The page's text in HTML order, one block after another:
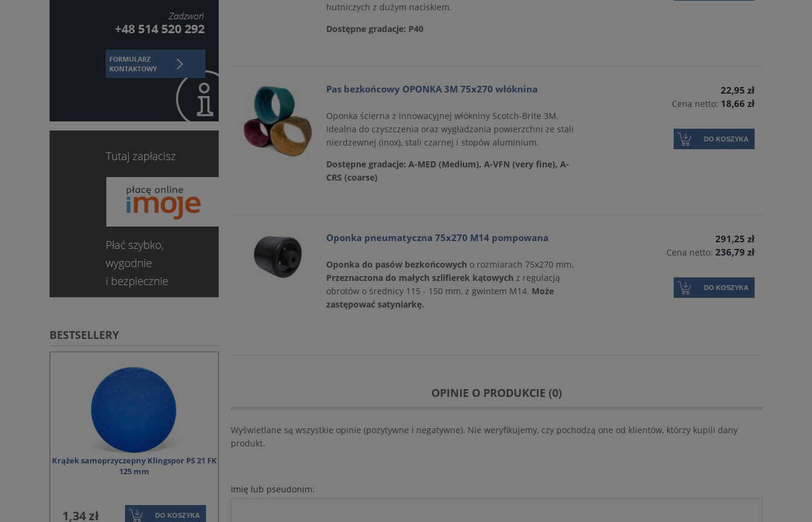
BESTSELLERY
Krążek samoprzyczepny Klingspor PS 21 FK
125 mm
1,34 zł DO KOSZYKA
hutniczych z dużym naciskiem.
Dostępne gradacje: P40
Pas bezkońcowy OPONKA 3M 75x270 włóknina
Oponka ścierna z innowacyjnej włókniny Scotch-Brite 3M.
Idealna do czyszczenia oraz wygładzania powierzchni ze stali
nierdzewnej (inox), stali czarnej i stopów aluminium.
Dostępne gradacje: A-MED (Medium), A-VFN (very fine), A-
CRS (coarse)
22,95 zł
Cena netto: 18,66 zł
DO KOSZYKA
Oponka pneumatyczna 75x270 M14 pompowana
Oponka do pasów bezkońcowych o rozmiarach 75x270 mm.
Przeznaczona do małych szlifierek kątowych z regulacją
obrotów o średnicy 115 - 150 mm, z gwintem M14. Może
zastępować satyniarkę.
291,25 zł
Cena netto: 236,79 zł
DO KOSZYKA
OPINIE O PRODUKCIE (0)
Wyświetlane są wszystkie opinie (pozytywne i negatywne). Nie weryfikujemy, czy pochodzą one od klientów, którzy kupili dany
produkt.
Imię lub pseudonim: